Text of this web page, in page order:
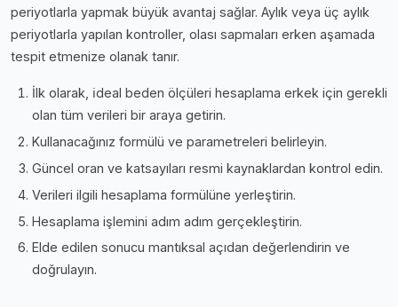
periyotlarla yapmak büyük avantaj sağlar. Aylık veya üç aylık
periyotlarla yapılan kontroller, olası sapmaları erken aşamada
tespit etmenize olanak tanır.
İlk olarak, i̇deal beden ölçüleri hesaplama erkek için gerekli
olan tüm verileri bir araya getirin.
Kullanacağınız formülü ve parametreleri belirleyin.
Güncel oran ve katsayıları resmi kaynaklardan kontrol edin.
Verileri ilgili hesaplama formülüne yerleştirin.
Hesaplama işlemini adım adım gerçekleştirin.
Elde edilen sonucu mantıksal açıdan değerlendirin ve
doğrulayın.